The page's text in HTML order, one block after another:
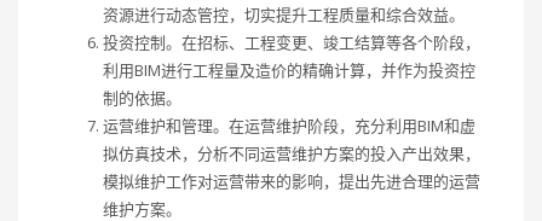
资源进行动态管控，切实提升工程质量和综合效益。
投资控制。在招标、工程变更、竣工结算等各个阶段，
利用BIM进行工程量及造价的精确计算，并作为投资控
制的依据。
运营维护和管理。在运营维护阶段，充分利用BIM和虚
拟仿真技术，分析不同运营维护方案的投入产出效果，
模拟维护工作对运营带来的影响，提出先进合理的运营
维护方案。